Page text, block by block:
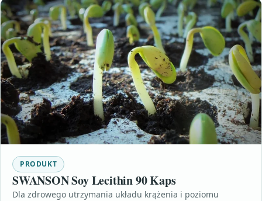
PRODUKT
SWANSON Soy Lecithin 90 Kaps
Dla zdrowego utrzymania układu krążenia i poziomu